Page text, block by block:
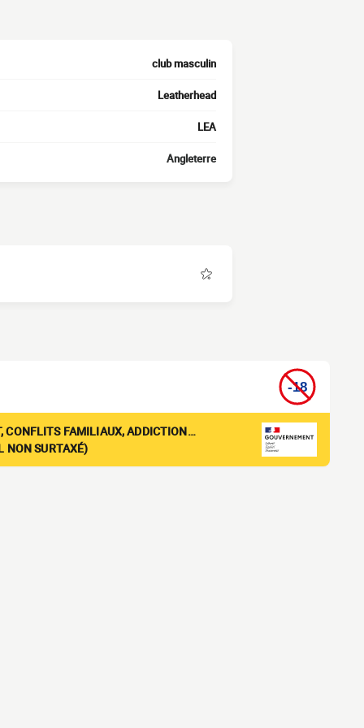
club masculin
Leatherhead
LEA
Angleterre
CONFLITS FAMILIAUX, ADDICTION…
NON SURTAXÉ)